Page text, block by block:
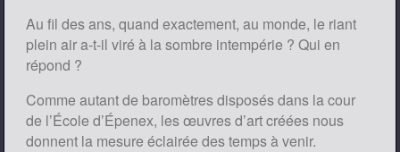
Au fil des ans, quand exactement, au monde, le riant
plein air a-t-il viré à la sombre intempérie ? Qui en
répond ?
Comme autant de baromètres disposés dans la cour
de l’École d’Épenex, les œuvres d’art créées nous
donnent la mesure éclairée des temps à venir.